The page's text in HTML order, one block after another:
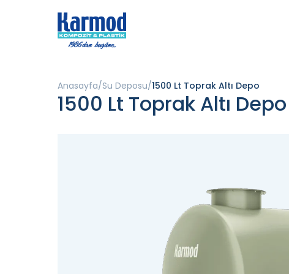
Anasayfa Su Deposu 1500 Lt Toprak Altı Depo
1500 Lt Toprak Altı Depo